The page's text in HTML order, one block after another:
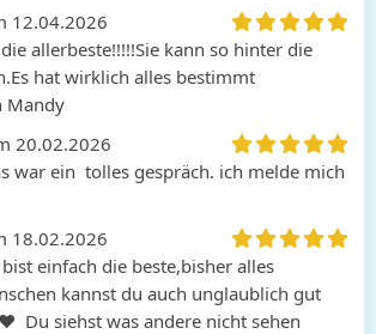
12.04.2026
allerbeste!!!!!Sie kann so hinter die
hat wirklich alles bestimmt
Mandy
20.02.2026
war ein  tolles gespräch. ich melde mich
18.02.2026
einfach die beste,bisher alles
kannst du auch unglaublich gut
Du siehst was andere nicht sehen